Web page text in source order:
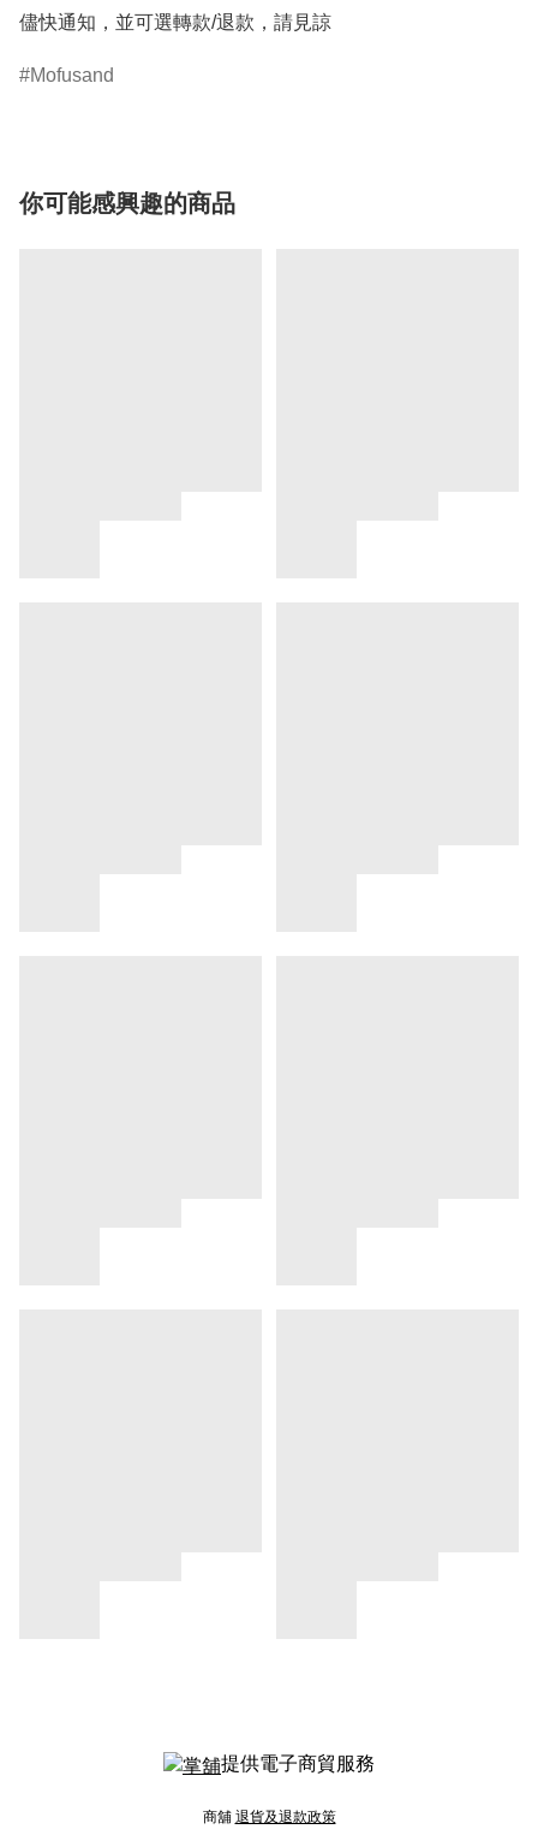
儘快通知，並可選轉款/退款，請見諒
Mofusand
你可能感興趣的商品
提供電子商貿服務
商舖 退貨及退款政策